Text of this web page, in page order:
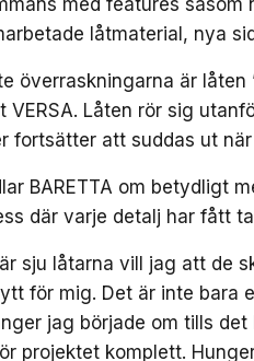
med features såsom
låtmaterial, nya
överraskningarna är låten
VERSA. Låten rör sig
fortsätter att suddas ut
BARETTA om betydligt
där varje detalj har fått
sju låtarna vill jag att de
för mig. Det är inte bara
jag började om tills
projektet komplett.